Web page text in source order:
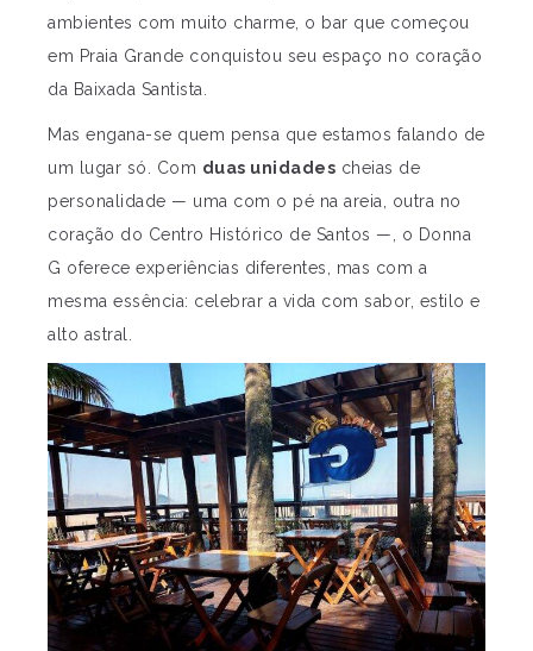
ambientes com muito charme, o bar que começou
em Praia Grande conquistou seu espaço no coração
da Baixada Santista.
Mas engana-se quem pensa que estamos falando de
um lugar só. Com duas unidades cheias de
personalidade — uma com o pé na areia, outra no
coração do Centro Histórico de Santos —, o Donna
G oferece experiências diferentes, mas com a
mesma essência: celebrar a vida com sabor, estilo e
alto astral.